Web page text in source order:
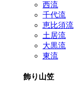
西流
千代流
恵比須流
土居流
大黒流
東流
飾り山笠